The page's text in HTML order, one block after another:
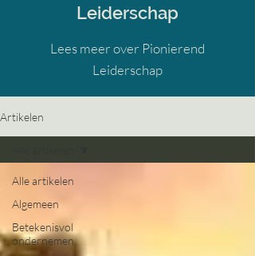
Leiderschap
Lees meer over Pionierend
Leiderschap
Artikelen
Alle artikelen
Algemeen
Betekenisvol
ondernemen